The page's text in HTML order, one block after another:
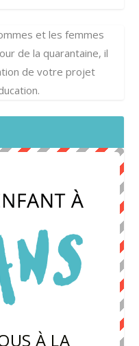
et les femmes
de la quarantaine, il
de votre projet
À LA